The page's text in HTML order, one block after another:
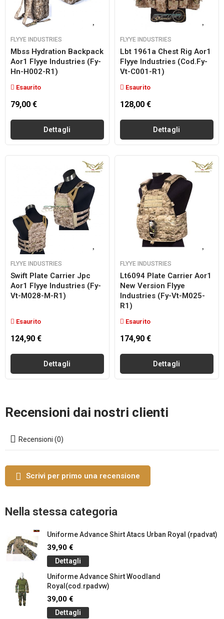
FLYYE INDUSTRIES
Mbss Hydration Backpack
Aor1 Flyye Industries (fy-
Hn-H002-R1)
Esaurito
79,00 €
Dettagli
FLYYE INDUSTRIES
Lbt 1961a Chest Rig Aor1
Flyye Industries (cod.fy-
Vt-C001-R1)
Esaurito
128,00 €
Dettagli
FLYYE INDUSTRIES
Swift Plate Carrier Jpc
Aor1 Flyye Industries (fy-
Vt-M028-M-R1)
Esaurito
124,90 €
Dettagli
FLYYE INDUSTRIES
Lt6094 Plate Carrier Aor1
New Version Flyye
Industries (fy-Vt-M025-
R1)
Esaurito
174,90 €
Dettagli
Recensioni dai nostri clienti
Recensioni (0)
Scrivi per primo una recensione
Nella stessa categoria
Uniforme Advance Shirt Atacs Urban Royal (rpadvat)
39,90 €
Dettagli
Uniforme Advance Shirt Woodland
Royal(cod.rpadvw)
39,00 €
Dettagli